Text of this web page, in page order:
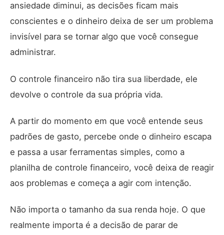
ansiedade diminui, as decisões ficam mais
conscientes e o dinheiro deixa de ser um problema
invisível para se tornar algo que você consegue
administrar.
O controle financeiro não tira sua liberdade, ele
devolve o controle da sua própria vida.
A partir do momento em que você entende seus
padrões de gasto, percebe onde o dinheiro escapa
e passa a usar ferramentas simples, como a
planilha de controle financeiro, você deixa de reagir
aos problemas e começa a agir com intenção.
Não importa o tamanho da sua renda hoje. O que
realmente importa é a decisão de parar de